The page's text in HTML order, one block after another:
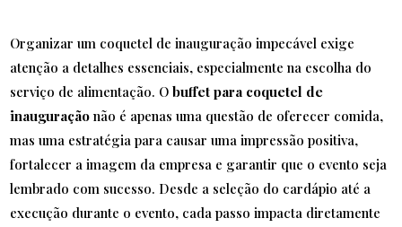
Organizar um coquetel de inauguração impecável exige
atenção a detalhes essenciais, especialmente na escolha do
serviço de alimentação. Obuffet para coquetel de
inauguração não é apenas uma questão de oferecer comida,
mas uma estratégia para causar uma impressão positiva,
fortalecer a imagem da empresa e garantir que o evento seja
lembrado com sucesso. Desde a seleção do cardápio até a
execução durante o evento, cada passo impacta diretamente